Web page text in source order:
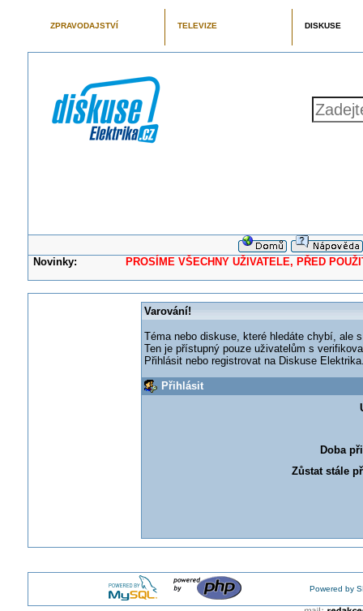
ZPRAVODAJSTVÍ TELEVIZE DISKUSE
Novinky: PROSÍME VŠECHNY UŽIVATELE, PŘED
Varování!
Téma nebo diskuse, které hledáte chybí, ale
Ten je přístupný pouze uživatelům s
Přihlásit nebo registrovat na Diskuse
Přihlásit
Doba
Zůstat stále
Powered by